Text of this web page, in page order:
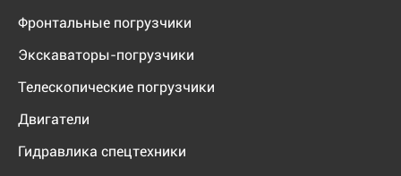
Фронтальные погрузчики
Экскаваторы-погрузчики
Телескопические погрузчики
Двигатели
Гидравлика спецтехники